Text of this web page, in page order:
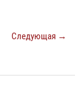
Следующая →